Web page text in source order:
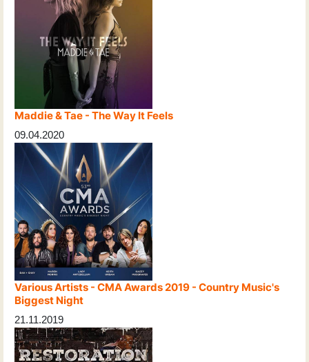
Maddie & Tae - The Way It Feels
09.04.2020
Various Artists - CMA Awards 2019 - Country Music's
Biggest Night
21.11.2019